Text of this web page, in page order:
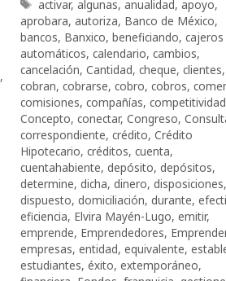
,
Etiquetas
activar, algunas, anualidad, apoyo,
aprobara, autoriza, Banco de México,
bancos, Banxico, beneficiando, cajeros
automáticos, calendario, cambios,
cancelación, Cantidad, cheque, clientes,
cobran, cobrarse, cobro, cobros,
comisiones, compañías, competitividad
Concepto, conectar, Congreso,
correspondiente, crédito, Crédito
Hipotecario, créditos, cuenta,
cuentahabiente, depósito, depósitos,
determine, dicha, dinero, disposiciones,
dispuesto, domiciliación, durante,
eficiencia, Elvira Mayén-Lugo, emitir,
emprende, Emprendedores, Emprender
empresas, entidad, equivalente,
estudiantes, éxito, extemporáneo,